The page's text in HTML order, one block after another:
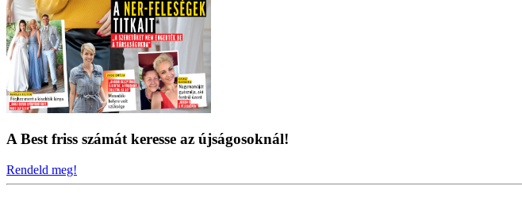
A Best friss számát keresse az újságosoknál!
Rendeld meg!